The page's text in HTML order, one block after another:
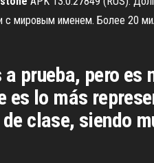
с мировым именем. Более 20
prueba, pero es
es lo más
clase, siendo